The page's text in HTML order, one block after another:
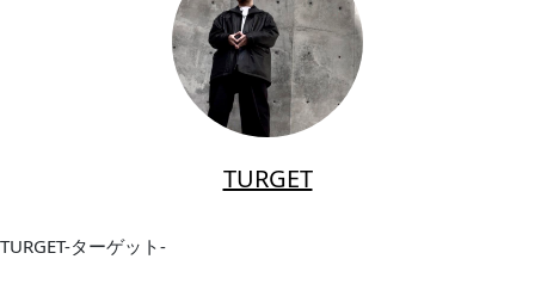
TURGET
TURGET-ターゲット-